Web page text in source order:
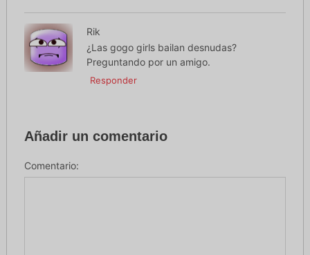
Rik
¿Las gogo girls bailan desnudas?
Preguntando por un amigo.
Responder
Añadir un comentario
Comentario: